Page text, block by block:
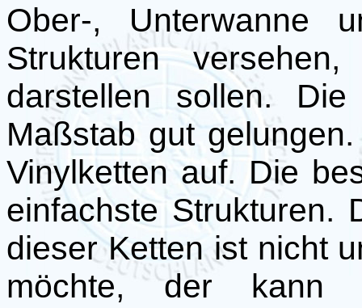
Ober-, Unterwanne
Strukturen
darstellen sollen.
Maßstab gut
Vinylketten auf. Die
einfachste Strukturen.
dieser Ketten ist nicht
möchte, der kann